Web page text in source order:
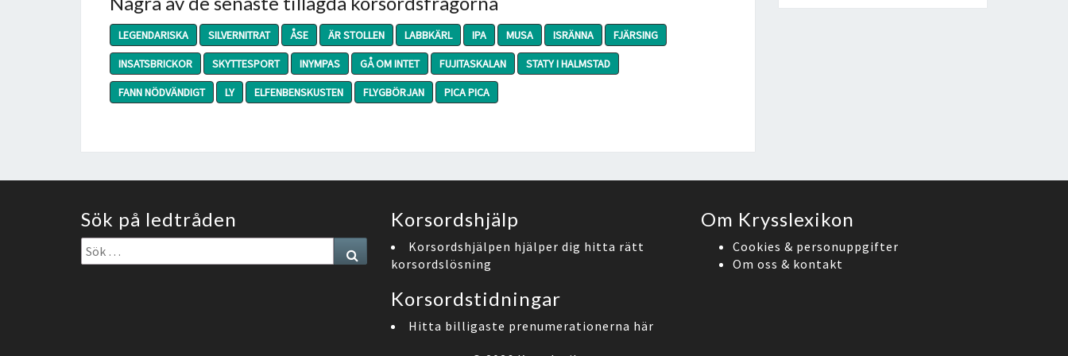
LEGENDARISKA SILVERNITRAT ÅSE ÄR STOLLEN LABBKÄRL IPA MUSA ISRÄNNA
FJÄRSING
INSATSBRICKOR
SKYTTESPORT INYMPAS GÅ OM INTET FUJITASKALAN
STATY I HALMSTAD
FANN NÖDVÄNDIGT
LY ELFENBENSKUSTEN FLYGBÖRJAN PICA PICA
Sök på ledtråden
Sök
efter:
Search
Korsordshjälp
Korsordshjälpen hjälper dig hitta rätt
korsordslösning
Korsordstidningar
Hitta billigaste prenumerationerna här
Om Krysslexikon
Cookies & personuppgifter
Om oss & kontakt